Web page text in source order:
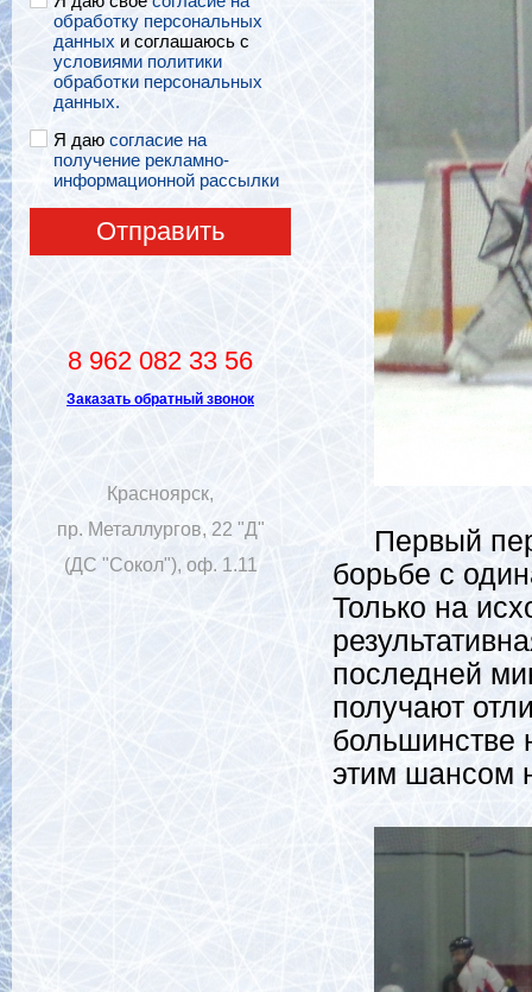
обработку персональных
данных и соглашаюсь с
условиями политики
обработки персональных
данных.
Я даю согласие на
получение рекламно-
информационной рассылки
Отправить
8 962 082 33 56
Заказать обратный звонок
Красноярск,
пр. Металлургов, 22 "Д"
(ДС "Сокол"), оф. 1.11
Первый
борьбе с
Только на
последней
получают
большинстве
этим шансом